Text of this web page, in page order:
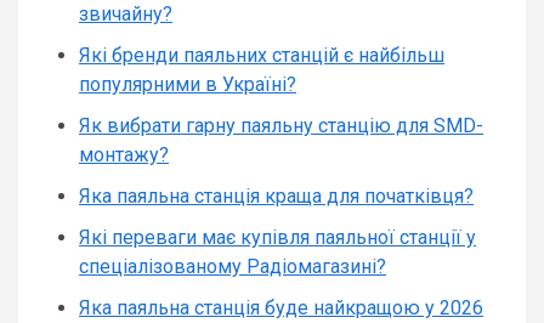
звичайну?
Які бренди паяльних станцій є найбільш
популярними в Україні?
Як вибрати гарну паяльну станцію для SMD-
монтажу?
Яка паяльна станція краща для початківця?
Які переваги має купівля паяльної станції у
спеціалізованому Радіомагазині?
Яка паяльна станція буде найкращою у 2026